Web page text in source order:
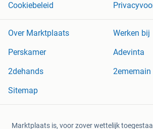
Cookiebeleid
Over Marktplaats
Werken bij
Perskamer
Adevinta
2dehands
2ememain
Sitemap
Marktplaats is, voor zover wettelijk